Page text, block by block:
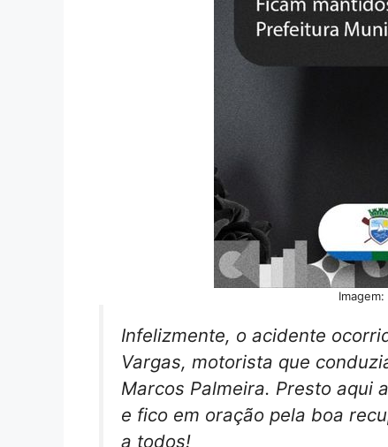
Infelizmente, o acidente
Vargas, motorista que
Marcos Palmeira. Presto aqui
e fico em oração pela boa
a todos!